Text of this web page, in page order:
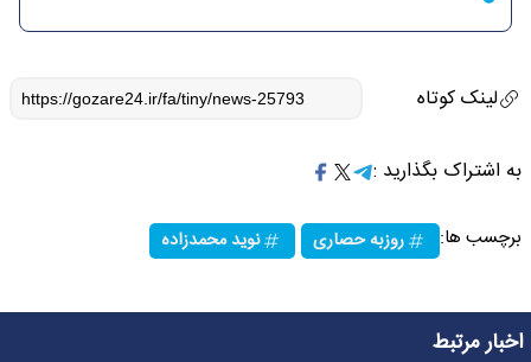
لینک کوتاه
به اشتراک بگذارید :
برچسب ها: روزبه حصاری نوید محمدزاده
اخبار مرتبط